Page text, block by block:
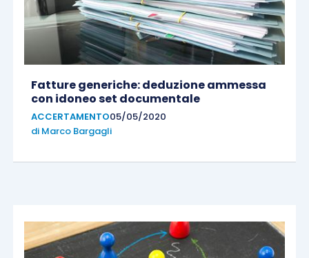
Fatture generiche: deduzione ammessa
con idoneo set documentale
ACCERTAMENTO05/05/2020
di Marco Bargagli